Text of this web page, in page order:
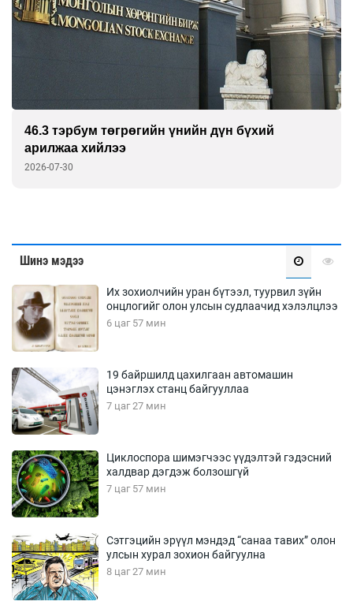
46.3 тэрбум төгрөгийн үнийн дүн бүхий
арилжаа хийлээ
2026-07-30
Шинэ мэдээ
Их зохиолчийн уран бүтээл, туурвил зүйн
онцлогийг олон улсын судлаачид хэлэлцлээ
6 цаг 57 мин
19 байршилд цахилгаан автомашин
цэнэглэх станц байгууллаа
7 цаг 27 мин
Циклоспора шимэгчээс үүдэлтэй гэдэсний
халдвар дэгдэж болзошгүй
7 цаг 57 мин
Сэтгэцийн эрүүл мэндэд “санаа тавих” олон
улсын хурал зохион байгуулна
8 цаг 27 мин